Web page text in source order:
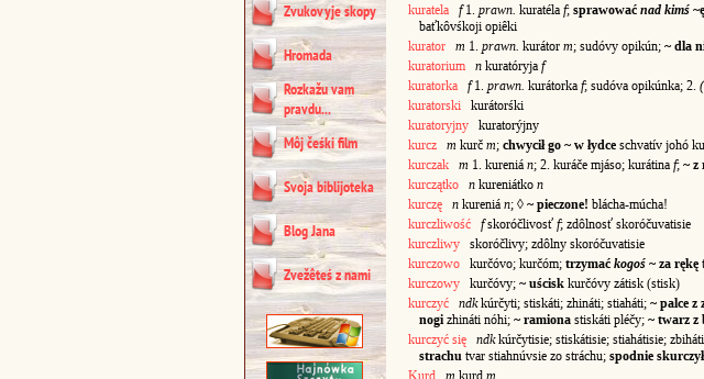
Zvukovyje skopy
Hromada
Rozkažu vam
pravdu...
Môj čeśki film
Svoja biblijoteka
Blog Jana
Zvežêteś z nami
kuratela f1. prawn. kuratéla f; sprawować nad kimś ~ę
baťkôvśkoji opiêki
kurator
m 1. prawn. kurátor m; sudóvy opikún; ~ dla
kuratorium
n kuratóryja f
kuratorka
f1. prawn. kurátorka f; sudóva opikúnka; 2.
kuratorski kurátorśki
kuratoryjny kuratorýjny
kurcz
m kurč m; chwycił go ~ w łydce schvatív johó
kurczak
m 1. kureniá n; 2. kuráče mjáso; kurátina f; ~ z
kurczątko
n kureniátko n
kurczę
n kureniá n; ◊ ~ pieczone! blácha-múcha!
kurczliwość
fskoróčlivosť f; zdôlnosť skoróčuvatisie
kurczliwy skoróčlivy; zdôlny skoróčuvatisie
kurczowo kurčóvo; kurčóm; trzymać kogoś ~ za rękę
kurczowy kurčóvy; ~ uścisk kurčóvy zátisk (stisk)
kurczyć
ndkkúrčyti; stiskáti; zhináti; stiaháti; ~ palce z
nogi zhináti nóhi; ~ ramiona stiskáti pléčy; ~ twarz z
kurczyć się
ndkkúrčytisie; stiskátisie; stiahátisie;
strachu tvar stiahnúvsie zo stráchu; spodnie
Kurd
m kurd m